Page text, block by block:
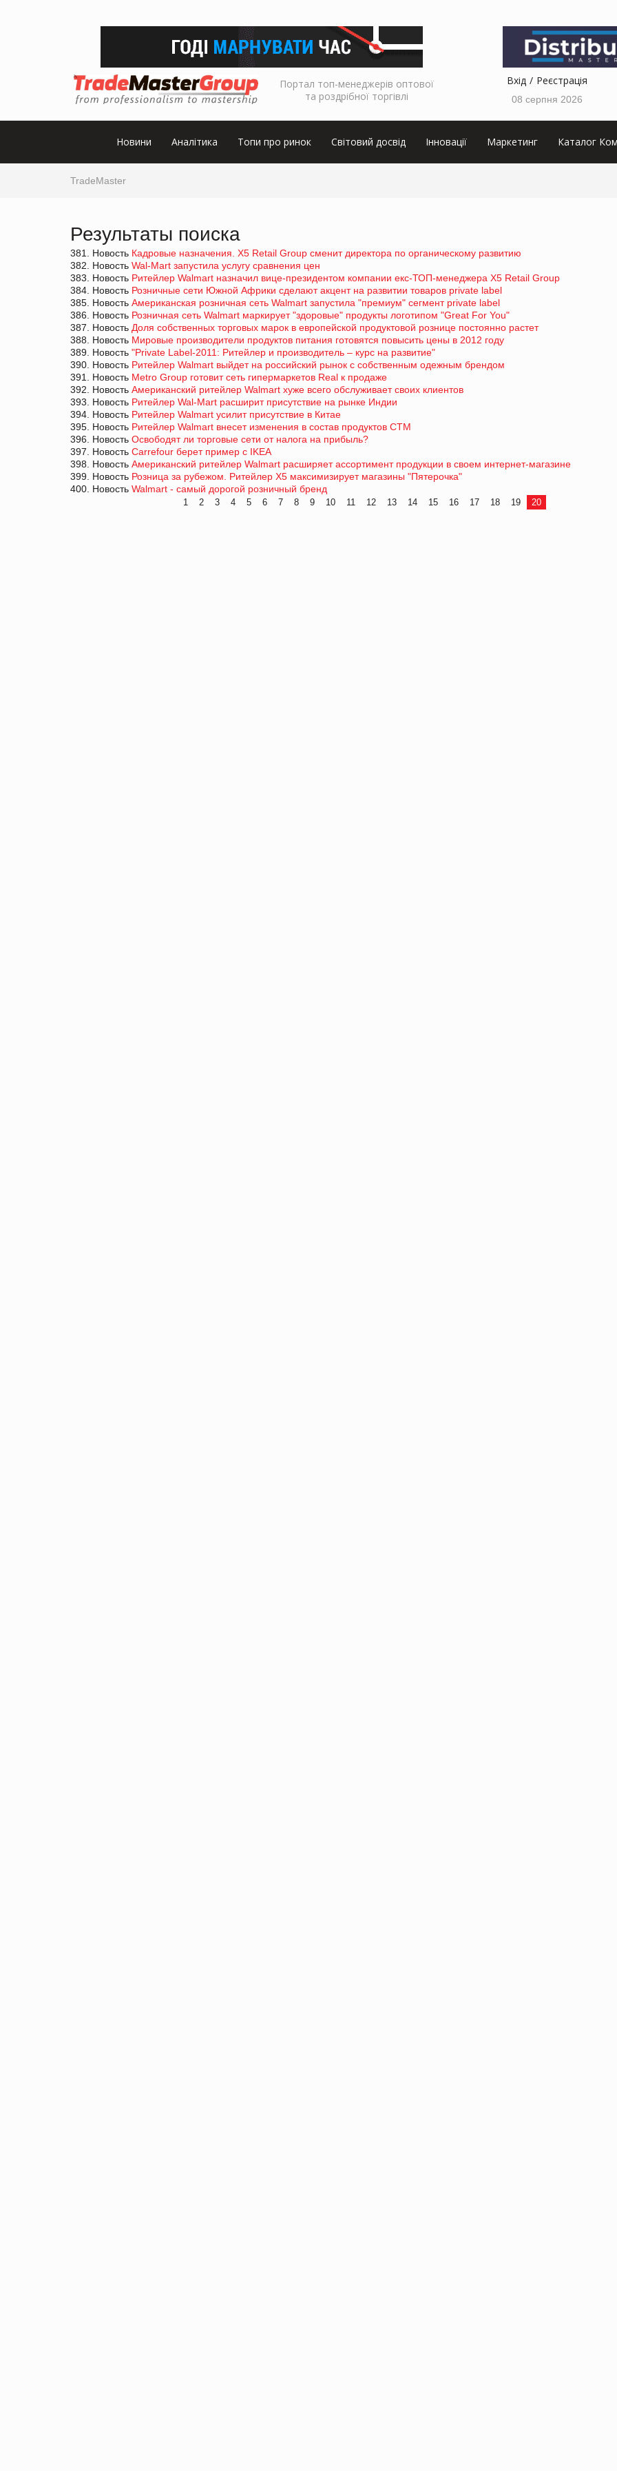
Портал топ-менеджерів оптової
та роздрібної торгівлі
Вхід Реєстрація
08 серпня 2026
Новини Аналітика Топи про ринок Світовий досвід Інновації Маркетинг Каталог
TradeMaster
Результаты поиска
381. Новость Кадровые назначения. Х5 Retail Group сменит директора по органическому развитию
382. Новость Wal-Mart запустила услугу сравнения цен
383. Новость Ритейлер Walmart назначил вице-президентом компании екс-ТОП-менеджера X5 Retail Group
384. Новость Розничные сети Южной Африки сделают акцент на развитии товаров private label
385. Новость Американская розничная сеть Walmart запустила "премиум" сегмент private label
386. Новость Розничная сеть Walmart маркирует "здоровые" продукты логотипом "Great For You"
387. Новость Доля собственных торговых марок в европейской продуктовой рознице постоянно растет
388. Новость Мировые производители продуктов питания готовятся повысить цены в 2012 году
389. Новость "Private Label-2011: Ритейлер и производитель – курс на развитие"
390. Новость Ритейлер Walmart выйдет на российский рынок с собственным одежным брендом
391. Новость Metro Group готовит сеть гипермаркетов Real к продаже
392. Новость Американский ритейлер Walmart хуже всего обслуживает своих клиентов
393. Новость Ритейлер Wal-Мart расширит присутствие на рынке Индии
394. Новость Ритейлер Walmart усилит присутствие в Китае
395. Новость Ритейлер Walmart внесет изменения в состав продуктов СТМ
396. Новость Освободят ли торговые сети от налога на прибыль?
397. Новость Carrefour берет пример с IKEA
398. Новость Американский ритейлер Walmart расширяет ассортимент продукции в своем интернет-магазине
399. Новость Розница за рубежом. Ритейлер X5 максимизирует магазины "Пятерочка"
400. Новость Walmart - самый дорогой розничный бренд
1 2 3 4 5 6 7 8 9 10 11 12 13 14 15 16 17 18 19 20